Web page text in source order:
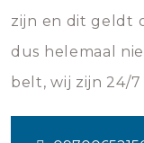
zijn en dit geldt
dus helemaal
belt, wij zijn 24/